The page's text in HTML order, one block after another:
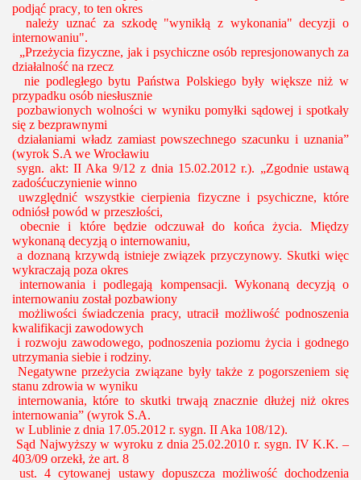
podjąć pracy to ten okres
należy uznać za szkodę "wynikłą z wykonania" decyzji o
internowaniu".
„Przeżycia fizyczne, jak i psychiczne osób represjonowanych za
działalność na rzecz
nie podległego bytu Państwa Polskiego były większe niż w
przypadku osób niesłusznie
pozbawionych wolności w wyniku pomyłki sądowej i spotkały
się z bezprawnymi
działaniami władz zamiast powszechnego szacunku i uznania”
(wyrok S.A we Wrocławiu
sygn. akt: II Aka 9/12 z dnia 15.02.2012 r.). „Zgodnie ustawą
zadośćuczynienie winno
uwzględnić wszystkie cierpienia fizyczne i psychiczne, które
odniósł powód w przeszłości,
obecnie i które będzie odczuwał do końca życia. Między
wykonaną decyzją o internowaniu,
a doznaną krzywdą istnieje związek przyczynowy. Skutki więc
wykraczają poza okres
internowania i podlegają kompensacji. Wykonaną decyzją o
internowaniu został pozbawiony
możliwości świadczenia pracy, utracił możliwość podnoszenia
kwalifikacji zawodowych
i rozwoju zawodowego, podnoszenia poziomu życia i godnego
utrzymania siebie i rodziny.
Negatywne przeżycia związane były także z pogorszeniem się
stanu zdrowia w wyniku
internowania, które to skutki trwają znacznie dłużej niż okres
internowania” (wyrok S.A.
w Lublinie z dnia 17.05.2012 r. sygn. II Aka 108/12).
Sąd Najwyższy w wyroku z dnia 25.02.2010 r. sygn. IV K.K. –
403/09 orzekł, że art. 8
ust. 4 cytowanej ustawy dopuszcza możliwość dochodzenia